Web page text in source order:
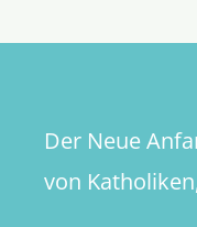
Der Neue
von